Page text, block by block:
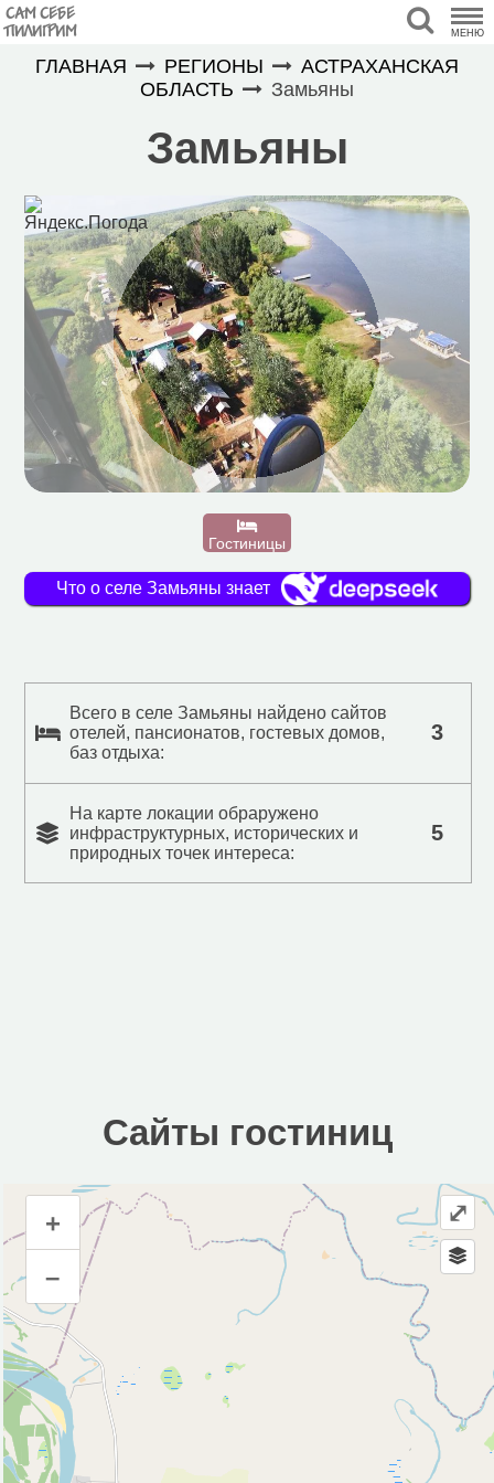
САМ СЕБЕ
ПИЛИГРИМ МЕНЮ
ГЛАВНАЯ РЕГИОНЫ
АСТРАХАНСКАЯ
ОБЛАСТЬ
Замьяны
Замьяны
Гостиницы
Что о селе Замьяны знает
Всего в селе Замьяны найдено сайтов
отелей, пансионатов, гостевых домов,
баз отдыха:
3
На карте локации обраружено
инфраструктурных, исторических и
природных точек интереса:
5
Сайты гостиниц
Инфраструктура
Почта (1)
Исторические объекты
Природные объекты
+
–
⤢